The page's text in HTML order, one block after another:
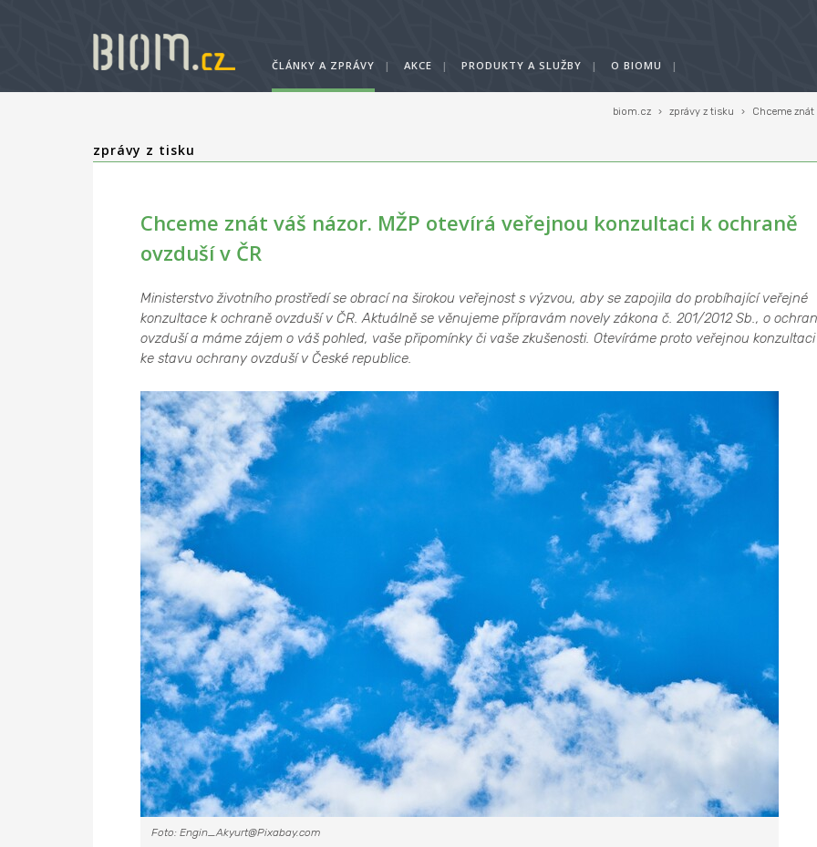
ČLÁNKY A ZPRÁVY | AKCE | PRODUKTY A SLUŽBY | O BIOMU |
biom.cz › zprávy z tisku › Chceme
zprávy z tisku
Chceme znát váš názor. MŽP otevírá veřejnou konzultaci k ochraně
ovzduší v ČR
Ministerstvo životního prostředí se obrací na širokou veřejnost s výzvou, aby se zapojila do probíhající veřejné
konzultace k ochraně ovzduší v ČR. Aktuálně se věnujeme přípravám novely zákona č. 201/2012 Sb., o
ovzduší a máme zájem o váš pohled, vaše připomínky či vaše zkušenosti. Otevíráme proto veřejnou konzultaci
ke stavu ochrany ovzduší v České republice.
Foto: Engin_Akyurt@Pixabay.com